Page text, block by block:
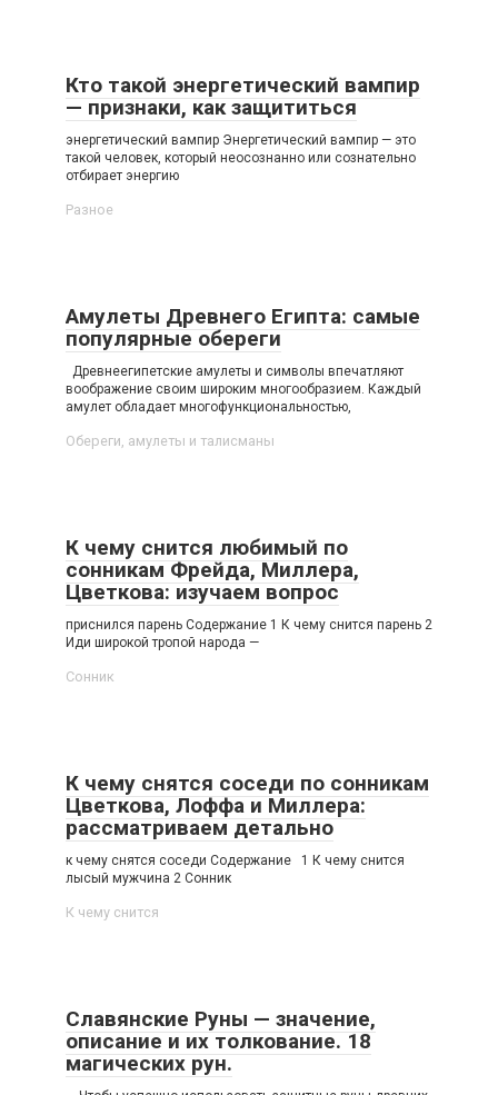
Кто такой энергетический вампир
— признаки, как защититься
энергетический вампир Энергетический вампир — это
такой человек, который неосознанно или сознательно
отбирает энергию
Разное
Амулеты Древнего Египта: самые
популярные обереги
Древнеегипетские амулеты и символы впечатляют
воображение своим широким многообразием. Каждый
амулет обладает многофункциональностью,
Обереги, амулеты и талисманы
К чему снится любимый по
сонникам Фрейда, Миллера,
Цветкова: изучаем вопрос
приснился парень Содержание 1 К чему снится парень 2
Иди широкой тропой народа —
Сонник
К чему снятся соседи по сонникам
Цветкова, Лоффа и Миллера:
рассматриваем детально
к чему снятся соседи Содержание 1 К чему снится
лысый мужчина 2 Сонник
К чему снится
Славянские Руны — значение,
описание и их толкование. 18
магических рун.